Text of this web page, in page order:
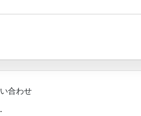
合わせ